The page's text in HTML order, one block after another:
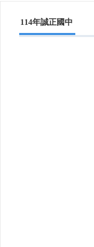
114年誠正國中